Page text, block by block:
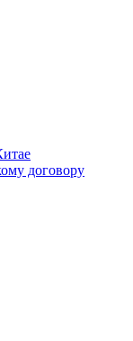
договору